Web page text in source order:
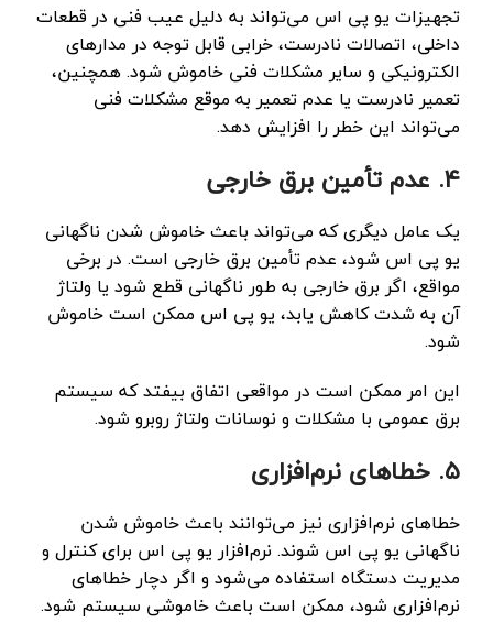
تجهیزات یو پی اس می‌تواند به دلیل عیب فنی در قطعات
داخلی، اتصالات نادرست، خرابی قابل توجه در مدارهای
الکترونیکی و سایر مشکلات فنی خاموش شود. همچنین،
تعمیر نادرست یا عدم تعمیر به موقع مشکلات فنی
می‌تواند این خطر را افزایش دهد.
۴. عدم تأمین برق خارجی
یک عامل دیگری که می‌تواند باعث خاموش شدن ناگهانی
یو پی اس شود، عدم تأمین برق خارجی است. در برخی
مواقع، اگر برق خارجی به طور ناگهانی قطع شود یا ولتاژ
آن به شدت کاهش یابد، یو پی اس ممکن است خاموش
شود.
این امر ممکن است در مواقعی اتفاق بیفتد که سیستم
برق عمومی با مشکلات و نوسانات ولتاژ روبرو شود.
۵. خطاهای نرم‌افزاری
خطاهای نرم‌افزاری نیز می‌توانند باعث خاموش شدن
ناگهانی یو پی اس شوند. نرم‌افزار یو پی اس برای کنترل و
مدیریت دستگاه استفاده می‌شود و اگر دچار خطاهای
نرم‌افزاری شود، ممکن است باعث خاموشی سیستم شود.